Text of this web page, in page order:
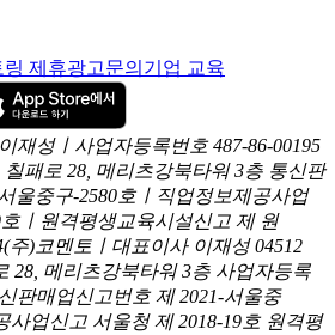
링 제휴광고문의 기업 교육
재성ㅣ사업자등록번호 487-86-00195
패로 28, 메리츠강북타워 3층 통신판
울중구-2580호ㅣ직업정보제공사업
ㅣ원격평생교육시설신고 제 원
(주)코멘토ㅣ대표이사 이재성 04512
28, 메리츠강북타워 3층 사업자등록
판매업신고번호 제 2021-서울중
사업신고 서울청 제 2018-19호 원격평